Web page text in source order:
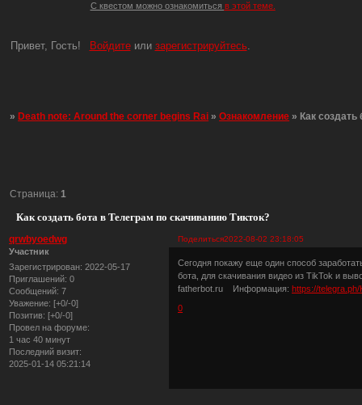
С квестом можно ознакомиться в этой теме.
Привет, Гость! Войдитеили зарегистрируйтесь.
»Death note: Around the corner begins Rai »Ознакомление » Как создать
Как создать бота в Телеграм по скачиванию Тикток?
Страница: 1
Поделиться2022-08-02 23:18:05
qrwbyoedwg
Участник
Зарегистрирован: 2022-05-17
Приглашений: 0
Сообщений: 7
Уважение: [+0/-0]
Позитив: [+0/-0]
Провел на форуме:
1 час 40 минут
Последний визит:
2025-01-14 05:21:14
Сегодня покажу еще один способ
бота, для скачивания видео из TikTok и
fatherbot.ru Информация:https://
0